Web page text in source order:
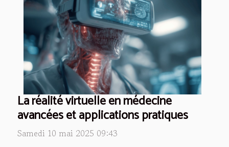
La réalité virtuelle en médecine
avancées et applications pratiques
Samedi 10 mai 2025 09:43